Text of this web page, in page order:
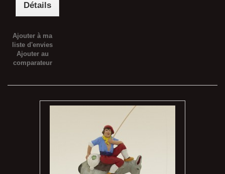
Détails
Ajouter à ma
liste d'envies
Ajouter au
comparateur